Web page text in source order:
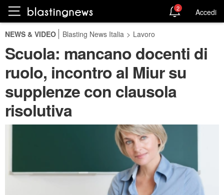
2 Accedi
NEWS & VIDEO Blasting News Italia > Lavoro
Scuola: mancano docenti di
ruolo, incontro al Miur su
supplenze con clausola
risolutiva